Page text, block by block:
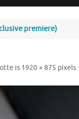
premiere)
is 1920 × 875 pixels